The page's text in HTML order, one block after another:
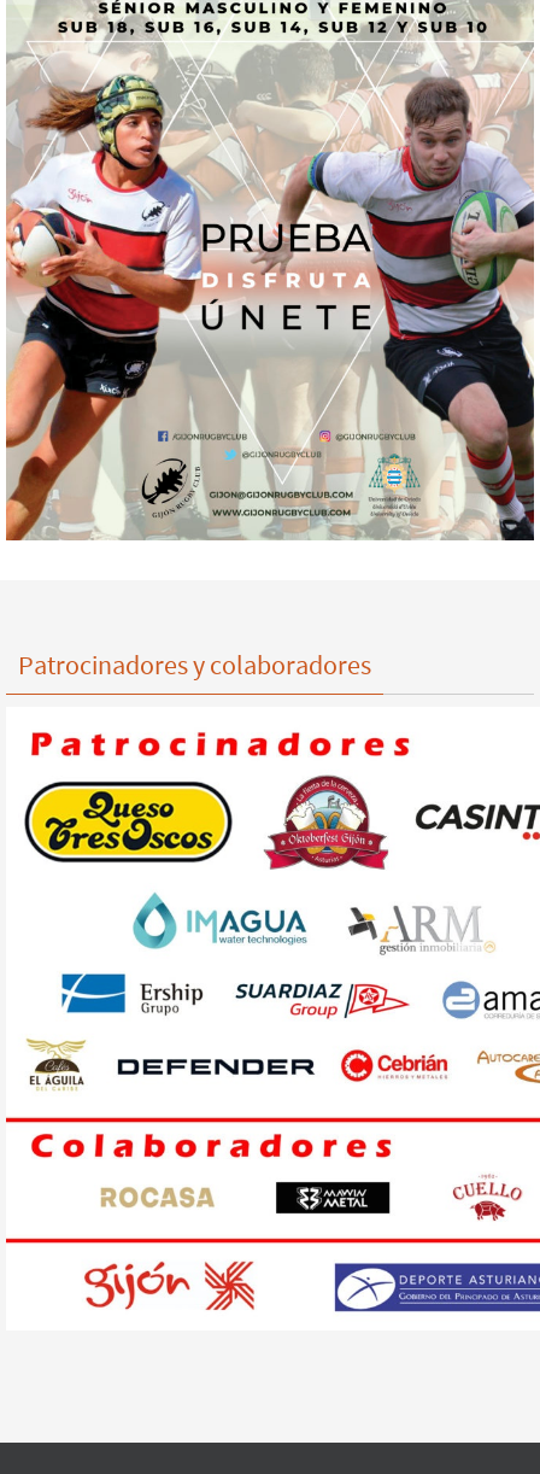
Patrocinadores y colaboradores